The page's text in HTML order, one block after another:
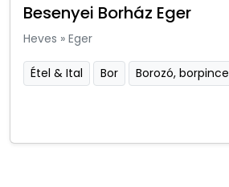
Besenyei Borház Eger
Heves » Eger
Étel & Ital Bor Borozó, borpince